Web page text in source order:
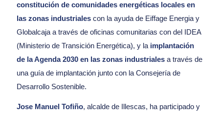
constitución de comunidades energéticas locales en
las zonas industrialescon la ayuda de Eiffage Energia y
Globalcaja a través de oficinas comunitarias con del IDEA
(Ministerio de Transición Energética), y laimplantación
de la Agenda 2030 en las zonas industrialesa través de
una guía de implantación junto con la Consejería de
Desarrollo Sostenible.
Jose Manuel Tofiño, alcalde de Illescas, ha participado y